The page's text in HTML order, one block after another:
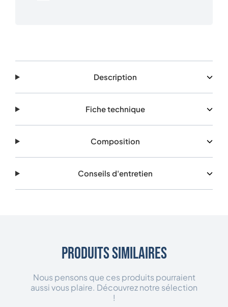
Description
Fiche technique
Composition
Conseils d'entretien
Produits similaires
Nous pensons que ces produits pourraient
aussi vous plaire. Découvrez notre sélection
!